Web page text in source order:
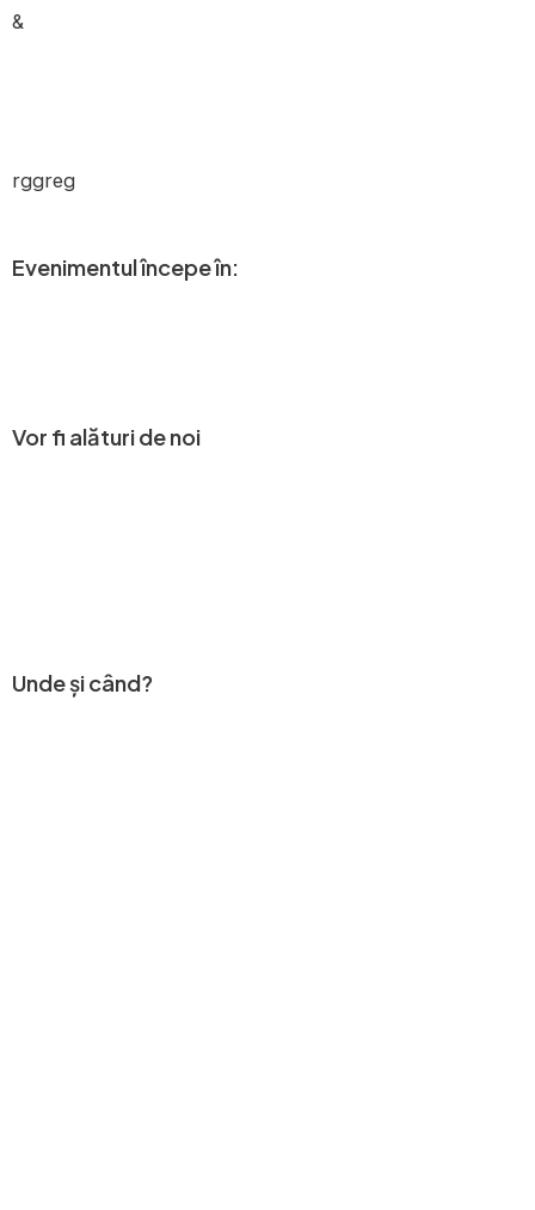
&
rggreg
Evenimentul începe în:
Vor fi alături de noi
Unde și când?